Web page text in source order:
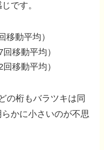
です。
移動平均）
移動平均）
移動平均）
の桁もバラツキは同
かに小さいのが不思